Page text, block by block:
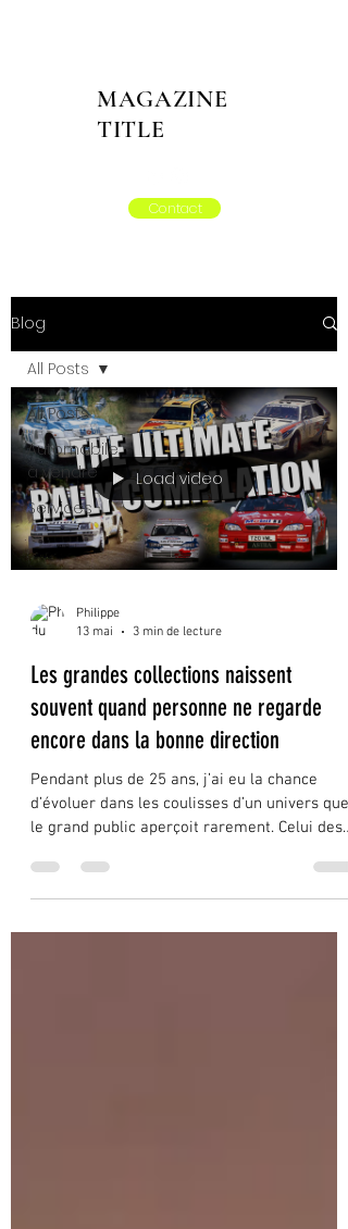
MAGAZINE
TITLE
Contact
Blog
All Posts
Automobile
à vendre
Services
All Posts
Load video
Philippe
13 mai
3 min de lecture
Les grandes collections naissent
souvent quand personne ne regarde
encore dans la bonne direction
Pendant plus de 25 ans, j’ai eu la chance
d’évoluer dans les coulisses d’un univers que
le grand public aperçoit rarement. Celui des
garages confidentiels.Des paddocks.Des
échanges discrets entre passionnés.Et parfois